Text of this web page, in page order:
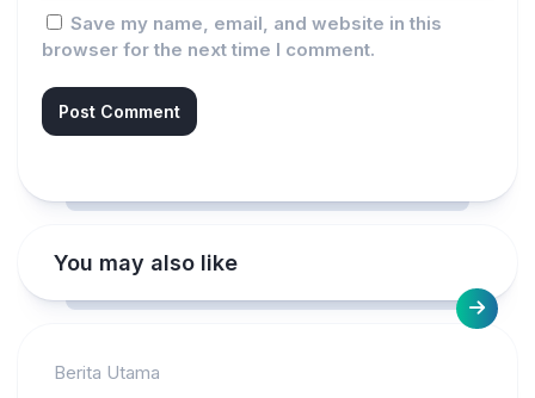
Save my name, email, and website in this
browser for the next time I comment.
You may also like
Berita Utama